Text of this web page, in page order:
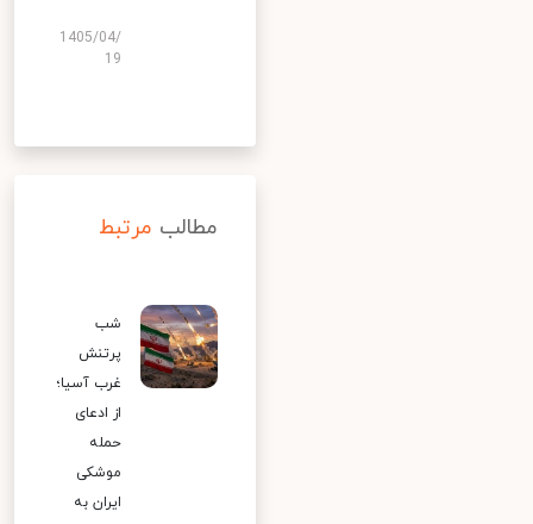
1405/04/
19
مطالب مرتبط
شب
پرتنش
غرب آسیا؛
از ادعای
حمله
موشکی
ایران به